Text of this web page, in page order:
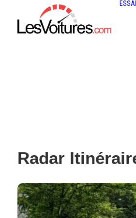
Radar